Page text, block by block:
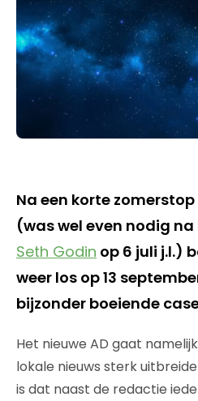
Na een korte zomerstop
(was wel even nodig
Seth Godin op 6 juli j.l.)
weer los op 13
bijzonder boeiende
Het nieuwe AD gaat
lokale nieuws sterk
is dat naast de redactie